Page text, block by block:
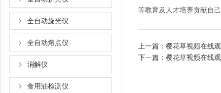
全自动旋光仪
全自动熔点仪
消解仪
食用油检测仪
等教育及人才培养贡献自己
上一篇： 樱花草视频在线
下一篇： 樱花草视频在线